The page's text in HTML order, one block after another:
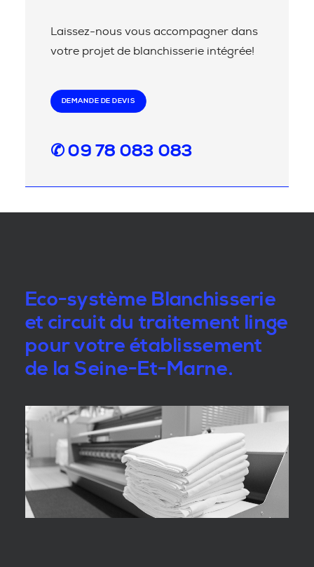
Laissez-nous vous accompagner dans
votre projet de blanchisserie intégrée!
DEMANDE DE DEVIS
✆ 09 78 083 083
Eco-système Blanchisserie
et circuit du traitement linge
pour votre établissement
de la Seine-Et-Marne.